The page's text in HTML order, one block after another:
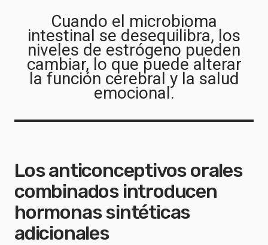
Cuando el microbioma
intestinal se desequilibra, los
niveles de estrógeno pueden
cambiar, lo que puede alterar
la función cerebral y la salud
emocional.
Los anticonceptivos orales
combinados introducen
hormonas sintéticas
adicionales